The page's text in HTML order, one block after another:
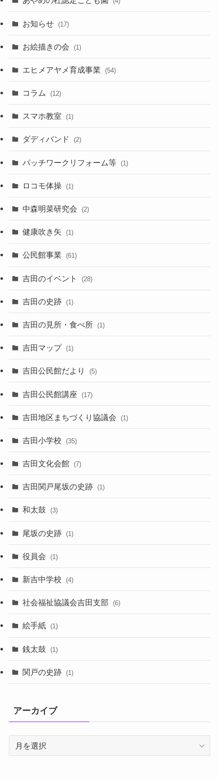
お知らせ (17)
お絵描きの会 (1)
エヒメアヤメ育成事業 (54)
コラム (12)
スマホ教室 (1)
ダディバンド (2)
パッチワークリフォーム等 (1)
ロコモ体操 (1)
中森明菜研究会 (2)
健康吹き矢 (1)
公民館事業 (61)
吉田のイベント (28)
吉田の史跡 (1)
吉田の見所・食べ所 (1)
吉田マップ (1)
吉田公民館だより (5)
吉田公民館講座 (17)
吉田地区まちづくり協議会 (1)
吉田小学校 (35)
吉田文化会館 (7)
吉田関戸尾坂の史跡 (1)
和太鼓 (3)
尾坂の史跡 (1)
役員会 (1)
新吉中学校 (4)
社会福祉協議会吉田支部 (6)
絵手紙 (1)
銭太鼓 (1)
関戸の史跡 (1)
アーカイブ